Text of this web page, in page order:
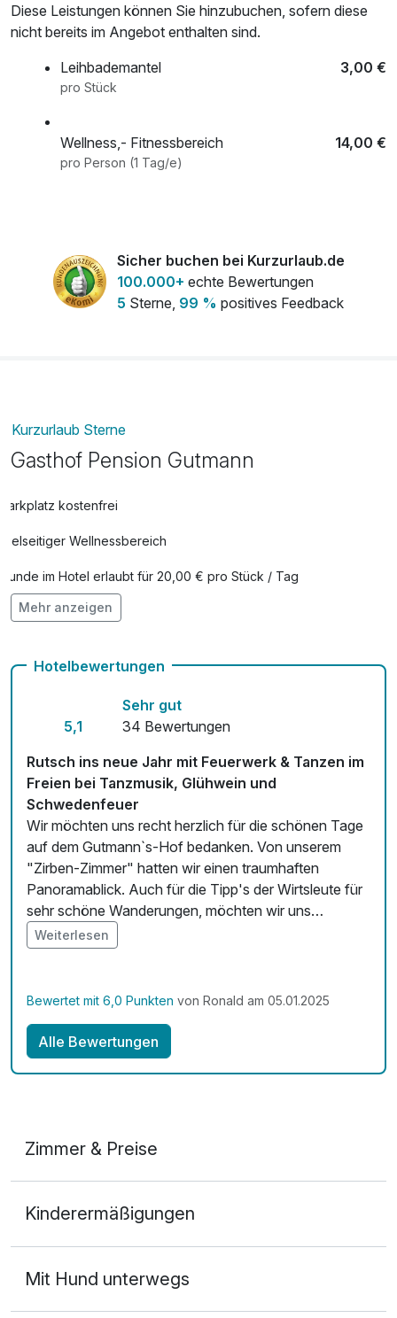
Diese Leistungen können Sie hinzubuchen, sofern diese
nicht bereits im Angebot enthalten sind.
Leihbademantel
3,00 €
pro Stück
Wellness,- Fitnessbereich 14,00 €
pro Person (1 Tag/e)
Sicher buchen bei Kurzurlaub.de
100.000+ echte Bewertungen
5 Sterne, 99 % positives Feedback
Kurzurlaub Sterne
Gasthof Pension Gutmann
Parkplatz kostenfrei
Vielseitiger Wellnessbereich
Hunde im Hotel erlaubt für 20,00 € pro Stück / Tag
Auch vegetarische Speisen
Kostenloses W-LAN
Mit Hotelbar
Mehr anzeigen
Hotelbewertungen
5,1
Sehr gut
34 Bewertungen
Rutsch ins neue Jahr mit Feuerwerk & Tanzen im
Freien bei Tanzmusik, Glühwein und
Schwedenfeuer
Wir möchten uns recht herzlich für die schönen Tage
auf dem Gutmann`s-Hof bedanken. Von unserem
"Zirben-Zimmer" hatten wir einen traumhaften
Panoramablick. Auch für die Tipp's der Wirtsleute für
sehr schöne Wanderungen, möchten wir uns
bedanken. Die Ausblicke von hier oben, waren
fantastisch. Die Sylvesterfeier war rundherum
war super.
Weiterlesen
Bewertet mit 6,0 Punkten von Ronald am 05.01.2025
Alle Bewertungen
Zimmer & Preise
2 Erwachsene
Kinderermäßigungen
Mit Hund unterwegs